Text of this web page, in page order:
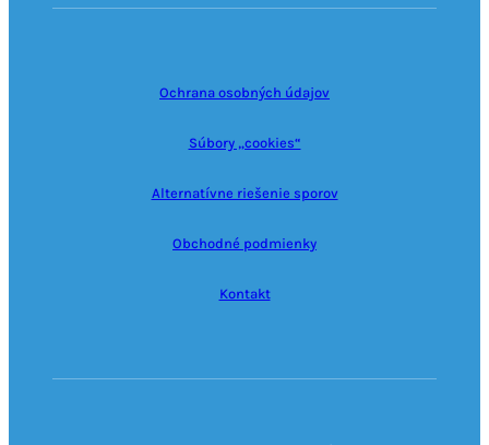
Ochrana osobných údajov
Súbory „cookies“
Alternatívne riešenie sporov
Obchodné podmienky
Kontakt